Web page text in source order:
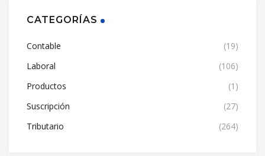
CATEGORÍAS
Contable
(19)
Laboral
(106)
Productos
(1)
Suscripción
(27)
Tributario
(264)